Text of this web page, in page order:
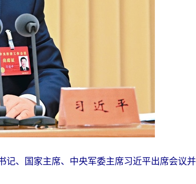
、国家主席、中央军委主席习近平出席会议并